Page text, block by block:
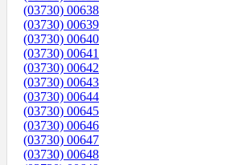
(03730) 00638
(03730) 00639
(03730) 00640
(03730) 00641
(03730) 00642
(03730) 00643
(03730) 00644
(03730) 00645
(03730) 00646
(03730) 00647
(03730) 00648